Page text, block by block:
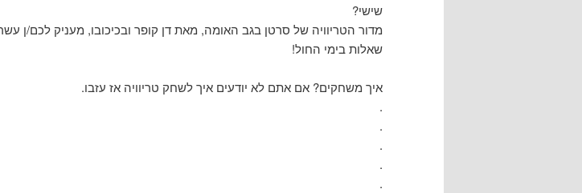
שישי?
מדור הטריוויה של סרטן בגב האומה, מאת דן קופר ובכיכובו, מעניק לכם/ן
שאלות בימי החול!
איך משחקים? אם אתם לא יודעים איך לשחק טריוויה אז עזבו.
.
.
.
.
.